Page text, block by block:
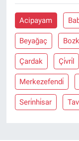
Acipayam
Beyağaç
Çardak Çi̇vri̇l
Merkezefendi̇
Seri̇nhi̇sar